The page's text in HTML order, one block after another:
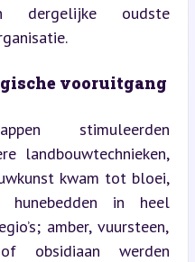
dergelijke oudste
vooruitgang
stimuleerden
landbouwtechnieken,
kwam tot bloei,
hunebedden in heel
amber, vuursteen,
obsidiaan werden